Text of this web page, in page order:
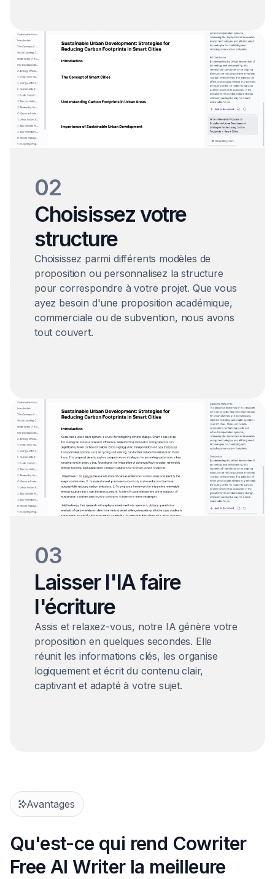
02
Choisissez votre
structure
Choisissez parmi différents modèles de
proposition ou personnalisez la structure
pour correspondre à votre projet. Que vous
ayez besoin d'une proposition académique,
commerciale ou de subvention, nous avons
tout couvert.
03
Laisser l'IA faire
l'écriture
Assis et relaxez-vous, notre IA génère votre
proposition en quelques secondes. Elle
réunit les informations clés, les organise
logiquement et écrit du contenu clair,
captivant et adapté à votre sujet.
Avantages
Qu'est-ce qui rend Cowriter
Free AI Writer la meilleure